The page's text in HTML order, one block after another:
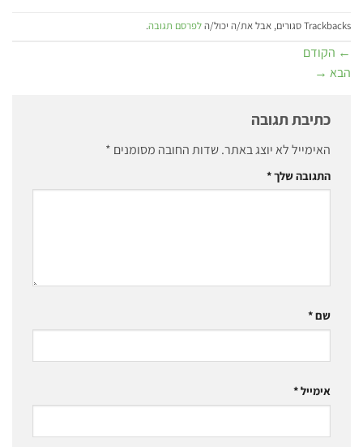
Trackbacks סגורים, אבל את/ה יכול/ה לפרסם תגובה.
← הקודם
הבא →
כתיבת תגובה
האימייל לא יוצג באתר.שדות החובה מסומנים *
התגובה שלך*
שם*
אימייל*